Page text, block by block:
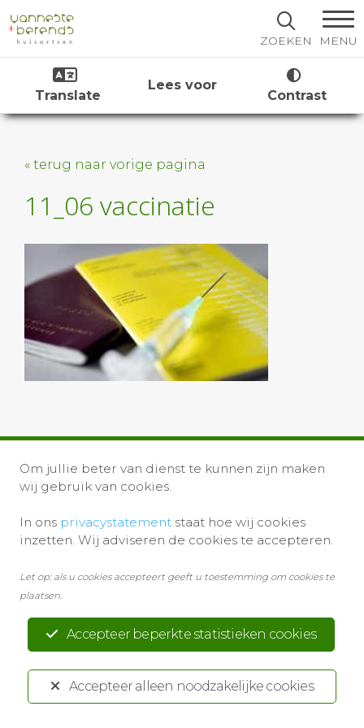
ZOEKEN MENU
Translate
Lees voor
Contrast
« terug naar vorige pagina
11_06 vaccinatie
Privacystatement Disclaimer
Ontwikkeld door: Yardzorgsites.nl
Accepteer alleen noodzakelijke cookies
Accepteer beperkte statistieken cookies
Om jullie beter van dienst te kunnen zijn maken
wij gebruik van cookies.
In ons privacystatement staat hoe wij cookies
inzetten. Wij adviseren de cookies te accepteren.
Let op: als u cookies accepteert geeft u toestemming om cookies te
plaatsen.